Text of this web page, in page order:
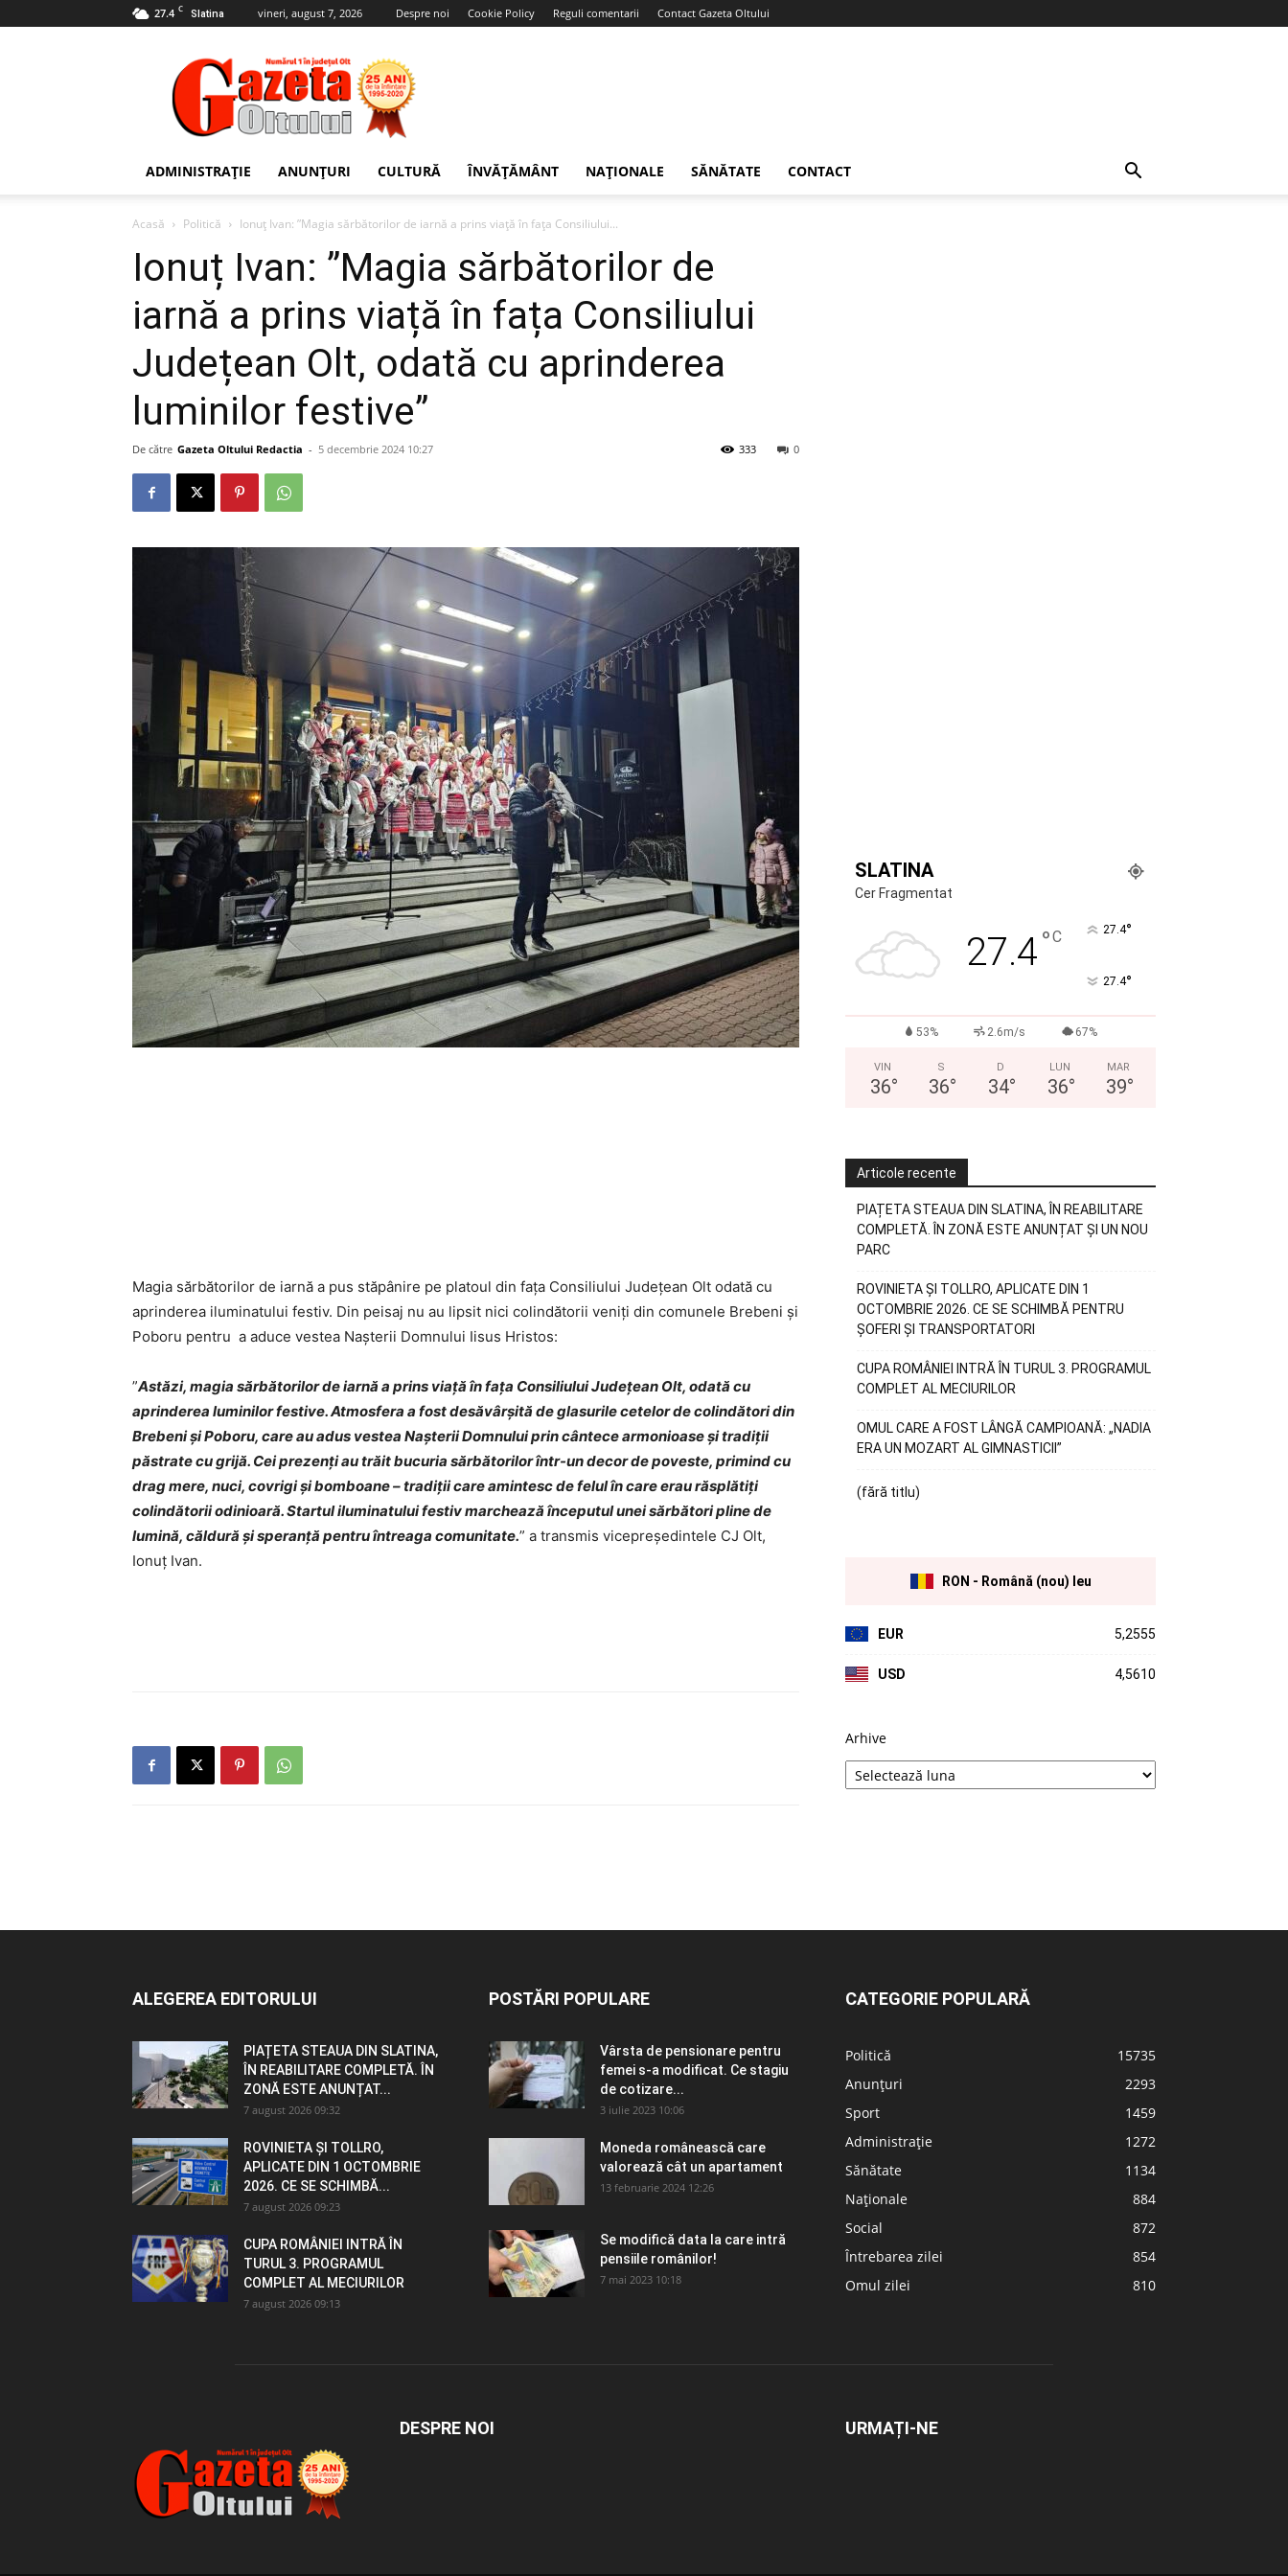
27.4 C Slatina vineri, august 7, 2026 Despre noi Cookie Policy Reguli comentarii Contact Gazeta Oltului
Gazeta
Oltului
ADMINISTRAȚIE ANUNȚURI CULTURĂ ÎNVĂȚĂMÂNT NAȚIONALE SĂNĂTATE CONTACT
Acasă Politică Ionuț Ivan: ”Magia sărbătorilor de iarnă a prins viață în fața Consiliului...
Ionuț Ivan: ”Magia sărbătorilor de
iarnă a prins viață în fața Consiliului
Județean Olt, odată cu aprinderea
luminilor festive”
De către Gazeta Oltului Redactia - 5 decembrie 2024 10:27 0
333
Magia sărbătorilor de iarnă a pus stăpânire pe platoul din fața Consiliului Județean Olt odată cu
aprinderea iluminatului festiv. Din peisaj nu au lipsit nici colindătorii veniți din comunele Brebeni și
Poboru pentru a aduce vestea Nașterii Domnului Iisus Hristos:
”Astăzi, magia sărbătorilor de iarnă a prins viață în fața Consiliului Județean Olt, odată cu
aprinderea luminilor festive. Atmosfera a fost desăvârșită de glasurile cetelor de colindători din
Brebeni și Poboru, care au adus vestea Nașterii Domnului prin cântece armonioase și tradiții
păstrate cu grijă. Cei prezenți au trăit bucuria sărbătorilor într-un decor de poveste, primind cu
drag mere, nuci, covrigi și bomboane – tradiții care amintesc de felul în care erau răsplătiți
colindătorii odinioară. Startul iluminatului festiv marchează începutul unei sărbători pline de
lumină, căldură și speranță pentru întreaga comunitate.” a transmis vicepreședintele CJ Olt,
Ionuț Ivan.
SLATINA
Cer Fragmentat
27.4°C 27.4°
27.4°
53% 2.6m/s 67%
VIN
36°
S
36°
D
34°
LUN
36°
MAR
39°
Articole recente
PIAȚETA STEAUA DIN SLATINA, ÎN REABILITARE
COMPLETĂ. ÎN ZONĂ ESTE ANUNȚAT ȘI UN NOU
PARC
ROVINIETA ȘI TOLLRO, APLICATE DIN 1
OCTOMBRIE 2026. CE SE SCHIMBĂ PENTRU
ȘOFERI ȘI TRANSPORTATORI
CUPA ROMÂNIEI INTRĂ ÎN TURUL 3. PROGRAMUL
COMPLET AL MECIURILOR
OMUL CARE A FOST LÂNGĂ CAMPIOANĂ: „NADIA
ERA UN MOZART AL GIMNASTICII”
(fără titlu)
RON - Română (nou) leu
EUR 5,2555
USD 4,5610
Arhive
ALEGEREA EDITORULUI
PIAȚETA STEAUA DIN SLATINA,
ÎN REABILITARE COMPLETĂ. ÎN
ZONĂ ESTE ANUNȚAT...
7 august 2026 09:32
ROVINIETA ȘI TOLLRO,
APLICATE DIN 1 OCTOMBRIE
2026. CE SE SCHIMBĂ...
7 august 2026 09:23
CUPA ROMÂNIEI INTRĂ ÎN
TURUL 3. PROGRAMUL
COMPLET AL MECIURILOR
7 august 2026 09:13
POSTĂRI POPULARE
Vârsta de pensionare pentru
femei s-a modificat. Ce stagiu
de cotizare...
3 iulie 2023 10:06
Moneda românească care
valorează cât un apartament
13 februarie 2024 12:26
Se modifică data la care intră
pensiile românilor!
7 mai 2023 10:18
CATEGORIE POPULARĂ
Politică
15735
Anunțuri
2293
Sport
1459
Administrație
1272
Sănătate
1134
Naționale
884
Social
872
Întrebarea zilei
854
Omul zilei
810
DESPRE NOI URMAȚI-NE